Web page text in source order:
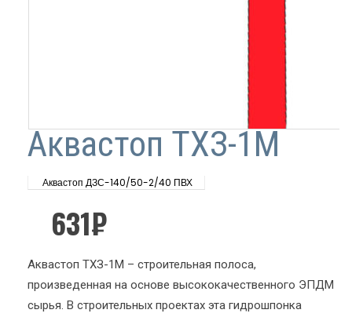
Аквастоп ТХЗ-1М
Аквастоп ДЗС-140/50-2/40 ПВХ
631₽
Аквастоп ТХЗ-1М – строительная полоса,
произведенная на основе высококачественного ЭПДМ
сырья. В строительных проектах эта гидрошпонка